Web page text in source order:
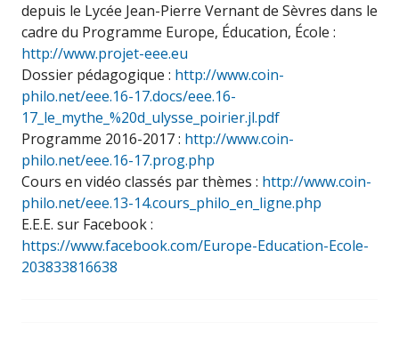
depuis le Lycée Jean-Pierre Vernant de Sèvres dans le
cadre du Programme Europe, Éducation, École :
http://www.projet-eee.eu
Dossier pédagogique : http://www.coin-
philo.net/eee.16-17.docs/eee.16-
17_le_mythe_%20d_ulysse_poirier.jl.pdf
Programme 2016-2017 : http://www.coin-
philo.net/eee.16-17.prog.php
Cours en vidéo classés par thèmes : http://www.coin-
philo.net/eee.13-14.cours_philo_en_ligne.php
E.E.E. sur Facebook :
https://www.facebook.com/Europe-Education-Ecole-
203833816638